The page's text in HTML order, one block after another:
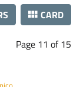
CARD
Page 11 of 15